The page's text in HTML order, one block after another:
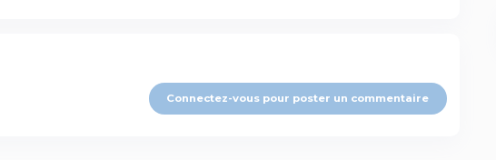
Connectez-vous pour poster un commentaire